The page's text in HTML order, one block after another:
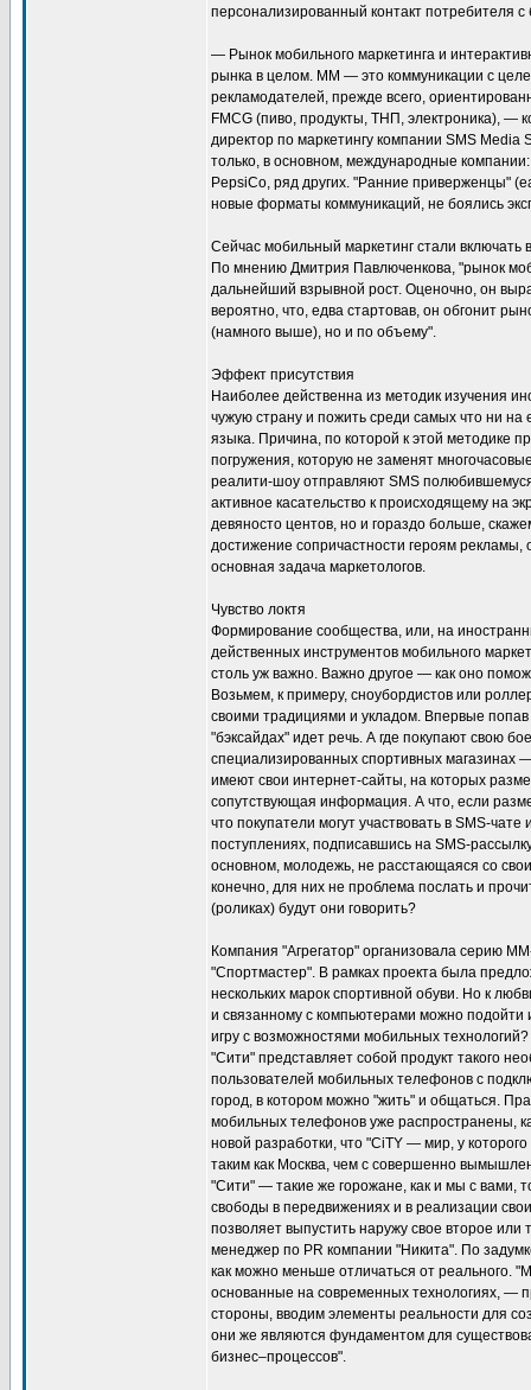
персонализированный контакт потребителя с
— Рынок мобильного маркетинга и
рынка в целом. ММ — это коммуникации с
рекламодателей, прежде всего,
FMCG (пиво, продукты, ТНП, электроника), —
директор по маркетингу компании SMS
только, в основном, международные
PepsiCo, ряд других. "Ранние приверженцы"
новые форматы коммуникаций, не боялись
Сейчас мобильный маркетинг стали
По мнению Дмитрия Павлюченкова, "рынок
дальнейший взрывной рост. Оценочно, он
вероятно, что, едва стартовав, он обгонит
(намного выше), но и по объему".
Эффект присутствия
Наиболее действенна из методик изучения
чужую страну и пожить среди самых что ни на
языка. Причина, по которой к этой методике
погружения, которую не заменят
реалити-шоу отправляют SMS
активное касательство к происходящему на
девяносто центов, но и гораздо больше,
достижение сопричастности героям
основная задача маркетологов.
Чувство локтя
Формирование сообщества, или, на
действенных инструментов мобильного
столь уж важно. Важно другое — как оно
Возьмем, к примеру, сноубордистов или
своими традициями и укладом. Впервые попав
"бэксайдах" идет речь. А где покупают свою
специализированных спортивных магазинах
имеют свои интернет-сайты, на которых
сопутствующая информация. А что, если
что покупатели могут участвовать в SMS-
поступлениях, подписавшись на SMS-
основном, молодежь, не расстающаяся со
конечно, для них не проблема послать и
(роликах) будут они говорить?
Компания "Агрегатор" организовала серию
"Спортмастер". В рамках проекта была
нескольких марок спортивной обуви. Но к
и связанному с компьютерами можно подойти
игру с возможностями мобильных
"Сити" представляет собой продукт такого
пользователей мобильных телефонов с
город, в котором можно "жить" и общаться.
мобильных телефонов уже распространены,
новой разработки, что "CiTY — мир, у
таким как Москва, чем с совершенно
"Сити" — такие же горожане, как и мы с вами,
свободы в передвижениях и в реализации
позволяет выпустить наружу свое второе
менеджер по PR компании "Никита". По
как можно меньше отличаться от
основанные на современных технологиях, —
стороны, вводим элементы реальности для
они же являются фундаментом для
бизнес–процессов".